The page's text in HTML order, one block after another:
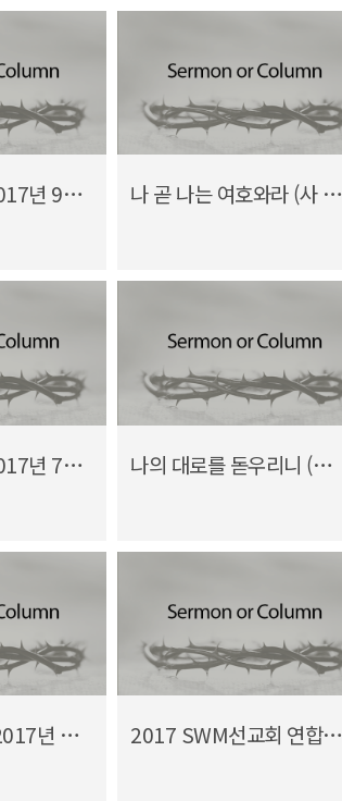
(1010 메시지 2017년 9월) 나그네된 난민이 축복의 통로? 나 곧 나는 여호와라 (사 43장)
(1010 메시지 2017년 7월) 하나님의 때가 이르렀으니... 나의 대로를 돋우리니 (사 49장)
(매거진 금향로 2017년 5월호) 단기 선교 사역이 주는 유익 2017 SWM선교회 연합운영이사회 사역보고